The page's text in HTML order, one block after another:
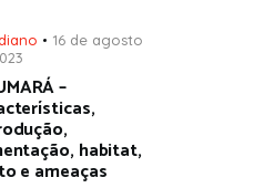
16 de agosto
–
habitat,
e ameaças